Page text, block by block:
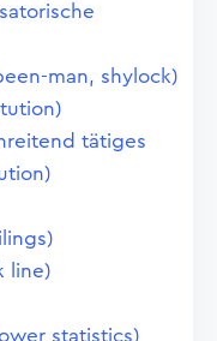
man, shylock)
tätiges
line)
statistics)